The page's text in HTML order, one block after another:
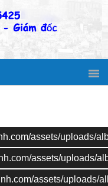
assets/uploads/
assets/uploads/
assets/